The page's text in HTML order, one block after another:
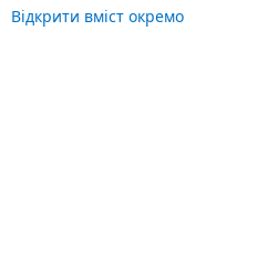
Відкрити вміст окремо